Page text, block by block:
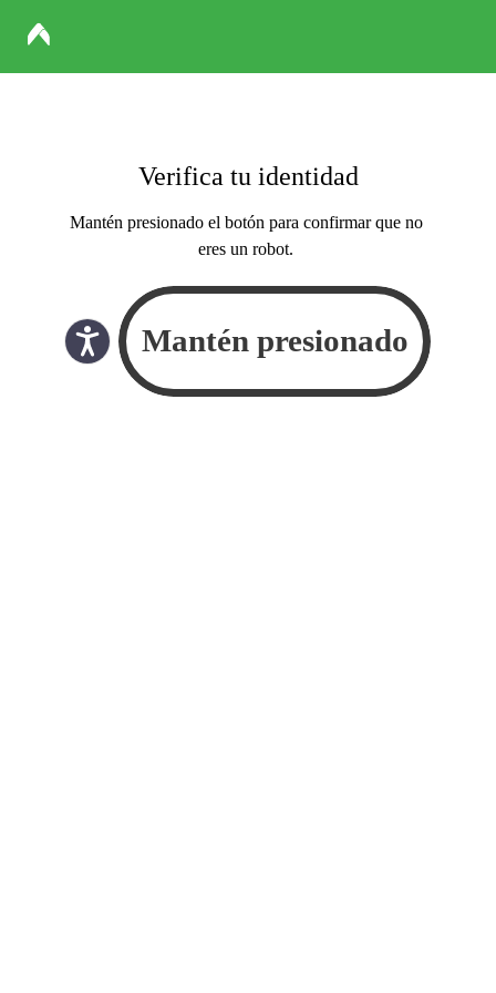
Verifica tu identidad
Mantén presionado el botón para confirmar que no
eres un robot.